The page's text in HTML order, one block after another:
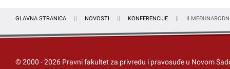
GLAVNA STRANICA NOVOSTI KONFERENCIJE II
© 2000 -2026 Pravni fakultet za privredu i pravosuđe u Novom